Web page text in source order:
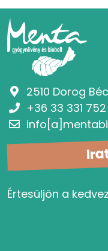
Értesüljön a
2510 Dorog
+36 33 331 752